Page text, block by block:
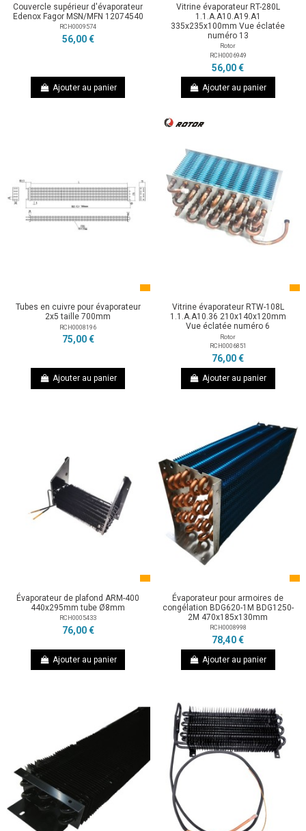
Couvercle supérieur d'évaporateur
Edenox Fagor MSN/MFN 12074540
RCH0009574
56,00 €
Ajouter au panier
Vitrine évaporateur RT-280L
1.1.A.A10.A19.A1
335x235x100mm Vue éclatée
numéro 13
Rotor
RCH0006949
56,00 €
Ajouter au panier
Tubes en cuivre pour évaporateur
2x5 taille 700mm
RCH0008196
75,00 €
Ajouter au panier
Vitrine évaporateur RTW-108L
1.1.A.A10.36 210x140x120mm
Vue éclatée numéro 6
Rotor
RCH0006851
76,00 €
Ajouter au panier
Évaporateur de plafond ARM-400
440x295mm tube Ø8mm
RCH0005433
76,00 €
Ajouter au panier
Évaporateur pour armoires de
congélation BDG620-1M BDG1250-
2M 470x185x130mm
RCH0008998
78,40 €
Ajouter au panier